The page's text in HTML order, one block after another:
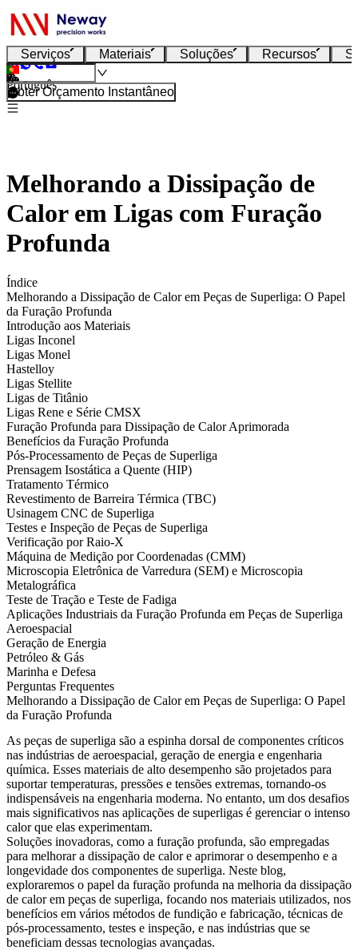
Serviços Materiais Soluções Recursos
Português
Obter Orçamento Instantâneo
Melhorando a Dissipação de
Calor em Ligas com Furação
Profunda
Índice
Melhorando a Dissipação de Calor em Peças de Superliga: O Papel
da Furação Profunda
Introdução aos Materiais
Ligas Inconel
Ligas Monel
Hastelloy
Ligas Stellite
Ligas de Titânio
Ligas Rene e Série CMSX
Furação Profunda para Dissipação de Calor Aprimorada
Benefícios da Furação Profunda
Pós-Processamento de Peças de Superliga
Prensagem Isostática a Quente (HIP)
Tratamento Térmico
Revestimento de Barreira Térmica (TBC)
Usinagem CNC de Superliga
Testes e Inspeção de Peças de Superliga
Verificação por Raio-X
Máquina de Medição por Coordenadas (CMM)
Microscopia Eletrônica de Varredura (SEM) e Microscopia
Metalográfica
Teste de Tração e Teste de Fadiga
Aplicações Industriais da Furação Profunda em Peças de Superliga
Aeroespacial
Geração de Energia
Petróleo & Gás
Marinha e Defesa
Perguntas Frequentes
Melhorando a Dissipação de Calor em Peças de Superliga: O Papel
da Furação Profunda
As peças de superliga são a espinha dorsal de componentes críticos
nas indústrias de aeroespacial, geração de energia e engenharia
química. Esses materiais de alto desempenho são projetados para
suportar temperaturas, pressões e tensões extremas, tornando-os
indispensáveis na engenharia moderna. No entanto, um dos desafios
mais significativos nas aplicações de superligas é gerenciar o intenso
calor que elas experimentam.
Soluções inovadoras, como a furação profunda, são empregadas
para melhorar a dissipação de calor e aprimorar o desempenho e a
longevidade dos componentes de superliga. Neste blog,
exploraremos o papel da furação profunda na melhoria da dissipação
de calor em peças de superliga, focando nos materiais utilizados, nos
benefícios em vários métodos de fundição e fabricação, técnicas de
pós-processamento, testes e inspeção, e nas indústrias que se
beneficiam dessas tecnologias avançadas.